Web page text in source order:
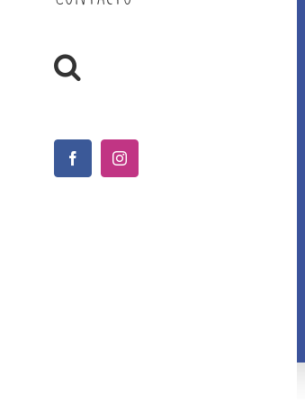
FacebookInstagram